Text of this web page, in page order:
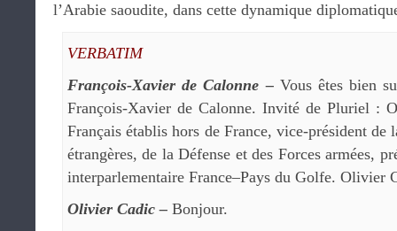
l’Arabie saoudite, dans cette dynamique
VERBATIM
François-Xavier de Calonne –Vous êtes bien
François-Xavier de Calonne. Invité de Pluriel :
Français établis hors de France, vice-président de
étrangères, de la Défense et des Forces armées,
interparlementaire France–Pays du Golfe. Olivier
Olivier Cadic – Bonjour.